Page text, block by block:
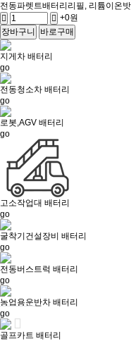
전동파렛트배터리리필, 리튬이온
+0원
장바구니
바로구매
지게차 배터리
go
전동청소차 배터리
go
로봇,AGV 배터리
go
고소작업대 배터리
go
굴착기건설장비 배터리
go
전동버스트럭 배터리
go
농업용운반차 배터리
go
골프카트 배터리